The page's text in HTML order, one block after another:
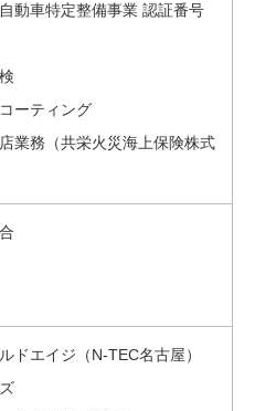
動車特定整備事業 認証番号
ーティング
業務（共栄火災海上保険株式
ドエイジ（N-TEC名古屋）